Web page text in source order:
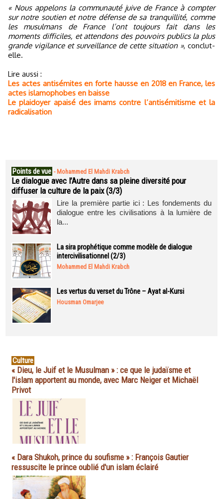
« Nous appelons la communauté juive de France à compter
sur notre soutien et notre défense de sa tranquillité, comme
les musulmans de France l’ont toujours fait dans les
moments difficiles, et attendons des pouvoirs publics la plus
grande vigilance et surveillance de cette situation », conclut-
elle.
Lire aussi :
Les actes antisémites en forte hausse en 2018 en France, les
actes islamophobes en baisse
Le plaidoyer apaisé des imams contre l’antisémitisme et la
radicalisation
Points de vue - Mohammed El Mahdi Krabch
Le dialogue avec l’Autre dans sa pleine diversité pour
diffuser la culture de la paix (3/3)
Lire la première partie ici : Les fondements du
dialogue entre les civilisations à la lumière de
la...
La sira prophétique comme modèle de dialogue
intercivilisationnel (2/3)
Mohammed El Mahdi Krabch
Les vertus du verset du Trône – Ayat al-Kursi
Housman Omarjee
Culture
« Dieu, le Juif et le Musulman » : ce que le judaïsme et
l'islam apportent au monde, avec Marc Neiger et Michaël
Privot
« Dara Shukoh, prince du soufisme » : François Gautier
ressuscite le prince oublié d'un islam éclairé